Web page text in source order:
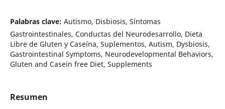
Palabras clave: Autismo, Disbiosis, Síntomas
Gastrointestinales, Conductas del Neurodesarrollo, Dieta
Libre de Gluten y Caseína, Suplementos, Autism, Dysbiosis,
Gastrointestinal Symptoms, Neurodevelopmental Behaviors,
Gluten and Casein free Diet, Supplements
Resumen